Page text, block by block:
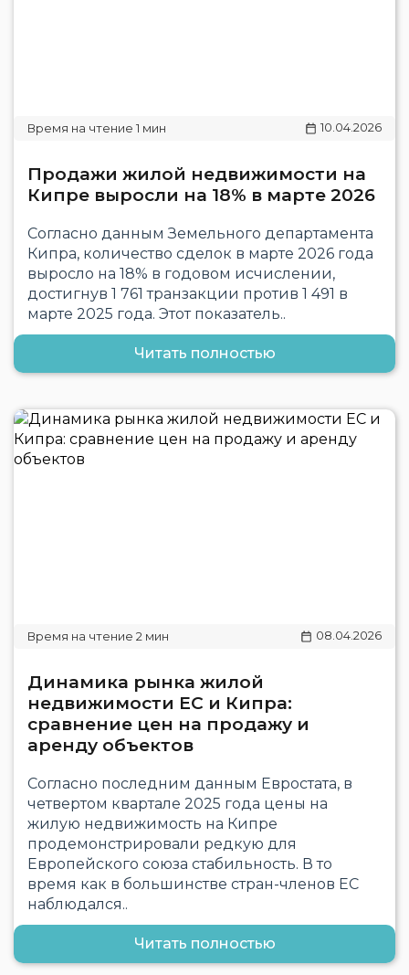
10.04.2026
Продажи жилой недвижимости на
Кипре выросли на 18% в марте 2026
Согласно данным Земельного департамента
Кипра, количество сделок в марте 2026 года
выросло на 18% в годовом исчислении,
достигнув 1 761 транзакции против 1 491 в
марте 2025 года. Этот показатель..
Читать полностью
08.04.2026
Динамика рынка жилой
недвижимости ЕС и Кипра:
сравнение цен на продажу и
аренду объектов
Согласно последним данным Евростата, в
четвертом квартале 2025 года цены на
жилую недвижимость на Кипре
продемонстрировали редкую для
Европейского союза стабильность. В то
время как в большинстве стран-членов ЕС
наблюдался..
Читать полностью